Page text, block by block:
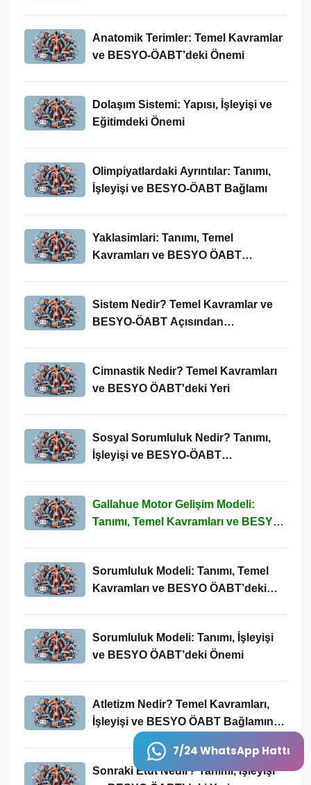
7/24 WhatsApp Hattı
Anatomik Terimler: Temel Kavramlar
ve BESYO-ÖABT’deki Önemi
Dolaşım Sistemi: Yapısı, İşleyişi ve
Eğitimdeki Önemi
Olimpiyatlardaki Ayrıntılar: Tanımı,
İşleyişi ve BESYO-ÖABT Bağlamı
Yaklasimlari: Tanımı, Temel
Kavramları ve BESYO ÖABT
Sistem Nedir? Temel Kavramlar ve
BESYO-ÖABT Açısından
Cimnastik Nedir? Temel Kavramları
ve BESYO ÖABT'deki Yeri
Sosyal Sorumluluk Nedir? Tanımı,
İşleyişi ve BESYO-ÖABT
Gallahue Motor Gelişim Modeli:
Tanımı, Temel Kavramları ve BESYO-
Sorumluluk Modeli: Tanımı, Temel
Kavramları ve BESYO ÖABT’deki
Sorumluluk Modeli: Tanımı, İşleyişi
ve BESYO ÖABT’deki Önemi
Atletizm Nedir? Temel Kavramları,
İşleyişi ve BESYO ÖABT Bağlamında
Sonraki Etüt Nedir? Tanımı, İşleyişi